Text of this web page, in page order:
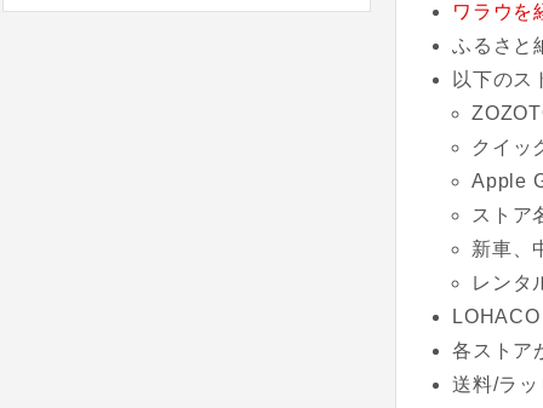
ワラウを
ふるさと
以下のス
クイッ
Apple
ストア
新車、
レンタ
各ストア
送料/ラ